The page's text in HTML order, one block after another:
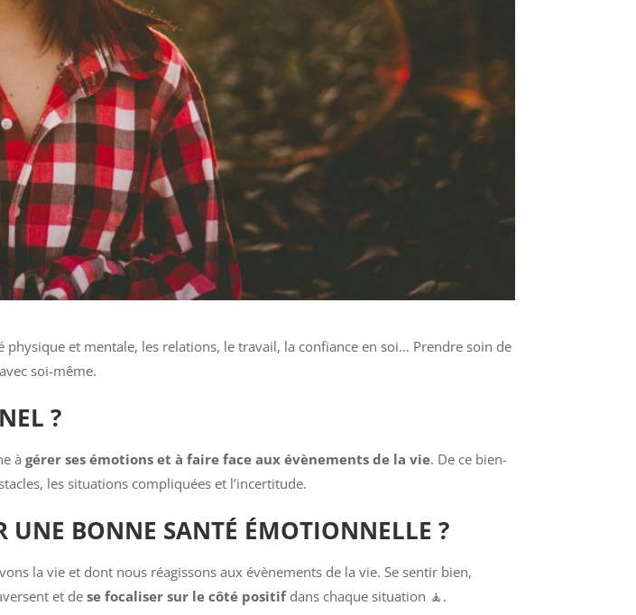
et mentale, les relations, le travail, la confiance en soi… Prendre soin de
soi-même.
?
àgérer ses émotions et à faire face aux évènements de la vie. De ce bien-
les situations compliquées et l’incertitude.
UNE BONNE SANTÉ ÉMOTIONNELLE ?
la vie et dont nous réagissons aux évènements de la vie. Se sentir bien,
et dese focaliser sur le côté positifdans chaque situation 🧘.